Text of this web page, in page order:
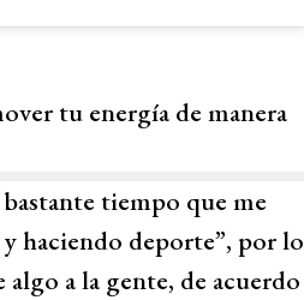
tu energía de manera
tiempo que me
haciendo deporte”, por lo
a la gente, de acuerdo